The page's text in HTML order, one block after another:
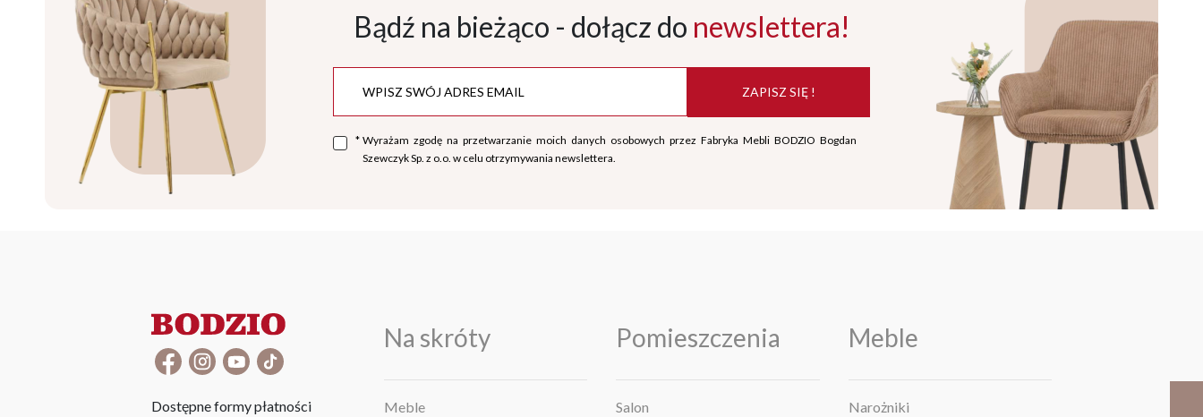
Bądź na bieżąco - dołącz do newslettera!
ZAPISZ SIĘ !
* Wyrażam zgodę na przetwarzanie moich danych osobowych przez Fabryka Mebli BODZIO Bogdan
Szewczyk Sp. z o.o. w celu otrzymywania newslettera.
Dostępne formy płatności
Na skróty
Meble
Pomieszczenia
Salon
Meble
Narożniki